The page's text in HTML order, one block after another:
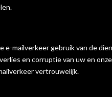
e-mailverkeer gebruik van de
en corruptie van uw en
vertrouwelijk.